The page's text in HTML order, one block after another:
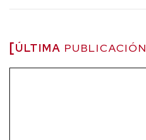
ÚLTIMA PUBLICACIÓN